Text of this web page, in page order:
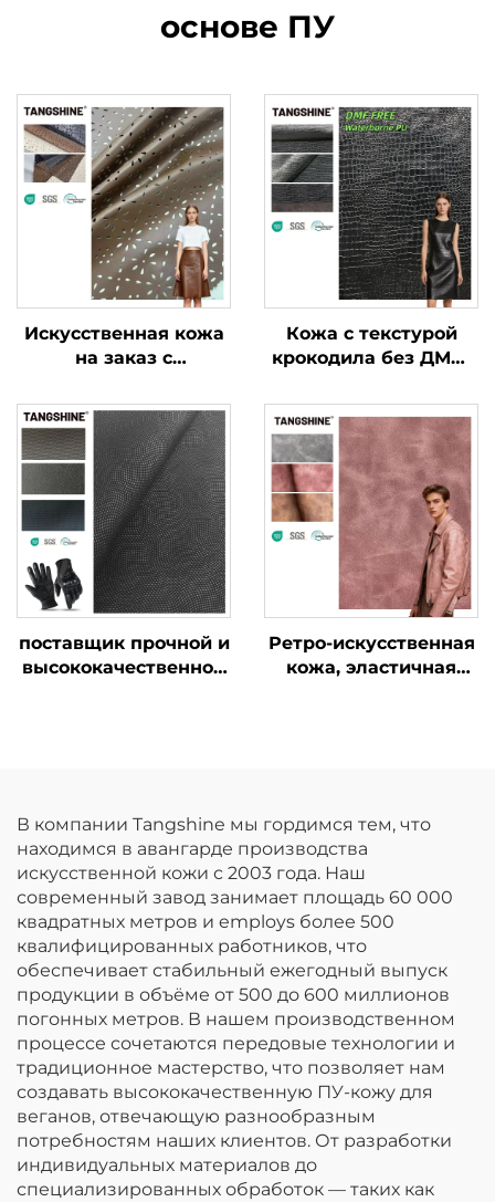
основе ПУ
Искусственная кожа
на заказ с
кожеподобная ткань
для одежды и курток
Кожа с текстурой
крокодила без ДМФ,
на заказ
поставщик прочной и
высококачественной
Ретро-искусственная
кожа, эластичная
В компании Tangshine мы гордимся тем, что
находимся в авангарде производства
искусственной кожи с 2003 года. Наш
современный завод занимает площадь 60 000
квадратных метров и employs более 500
квалифицированных работников, что
обеспечивает стабильный ежегодный выпуск
продукции в объёме от 500 до 600 миллионов
погонных метров. В нашем производственном
процессе сочетаются передовые технологии и
традиционное мастерство, что позволяет нам
создавать высококачественную ПУ-кожу для
веганов, отвечающую разнообразным
потребностям наших клиентов. От разработки
индивидуальных материалов до
специализированных обработок — таких как